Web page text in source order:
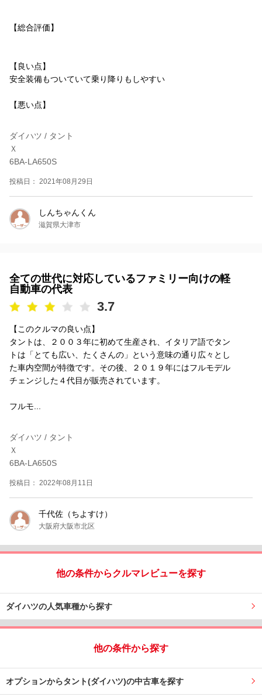
【総合評価】
【良い点】
安全装備もついていて乗り降りもしやすい
【悪い点】
ダイハツ / タント
Ｘ
6BA-LA650S
投稿日： 2021年08月29日
しんちゃんくん
滋賀県大津市
全ての世代に対応しているファミリー向けの軽
自動車の代表
3.7
【このクルマの良い点】
タントは、２００３年に初めて生産され、イタリア語でタン
トは「とても広い、たくさんの」という意味の通り広々とし
た車内空間が特徴です。その後、２０１９年にはフルモデル
チェンジした４代目が販売されています。
フルモ...
ダイハツ / タント
Ｘ
6BA-LA650S
投稿日： 2022年08月11日
千代佐（ちよすけ）
大阪府大阪市北区
他の条件からクルマレビューを探す
ダイハツの人気車種から探す
他の条件から探す
オプションからタント(ダイハツ)の中古車を探す